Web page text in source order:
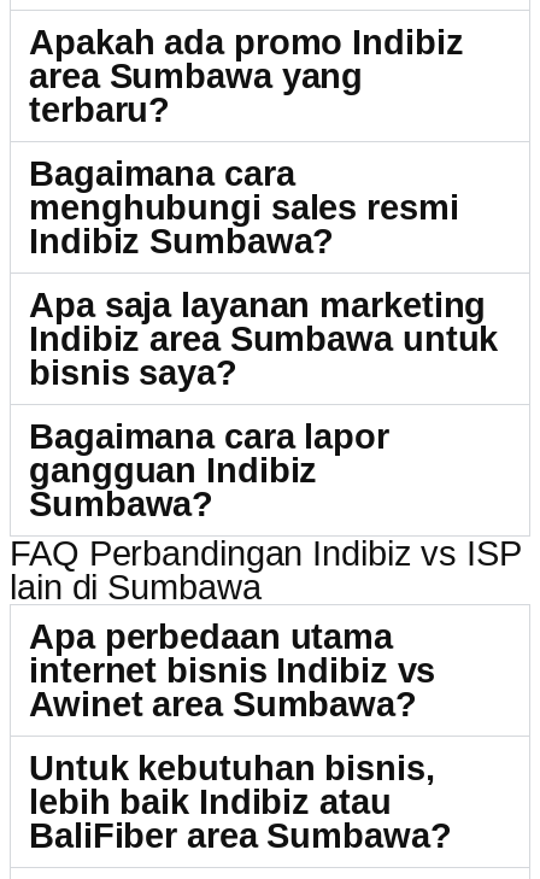
Apakah ada promo Indibiz
area Sumbawa yang
terbaru?
Bagaimana cara
menghubungi sales resmi
Indibiz Sumbawa?
Apa saja layanan marketing
Indibiz area Sumbawa untuk
bisnis saya?
Bagaimana cara lapor
gangguan Indibiz
Sumbawa?
FAQ Perbandingan Indibiz vs ISP
lain di Sumbawa
Apa perbedaan utama
internet bisnis Indibiz vs
Awinet area Sumbawa?
Untuk kebutuhan bisnis,
lebih baik Indibiz atau
BaliFiber area Sumbawa?